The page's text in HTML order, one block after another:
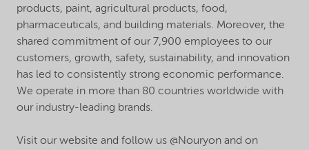
products, paint, agricultural products, food,
pharmaceuticals, and building materials. Moreover, the
shared commitment of our 7,900 employees to our
customers, growth, safety, sustainability, and innovation
has led to consistently strong economic performance.
We operate in more than 80 countries worldwide with
our industry-leading brands.
Visit our website and follow us @Nouryon and on